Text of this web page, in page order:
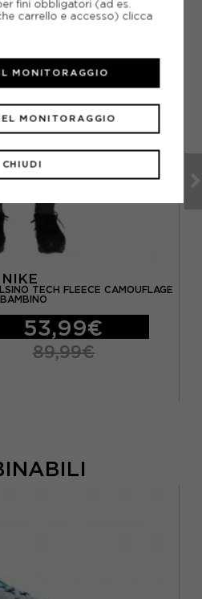
NIKE
TECH FLEECE CAMOUFLAGE
BAMBINO
53,99€
89,99€
fini obbligatori (ad es.
carrello e accesso) clicca
CHIUDI
MONITORAGGIO
MONITORAGGIO